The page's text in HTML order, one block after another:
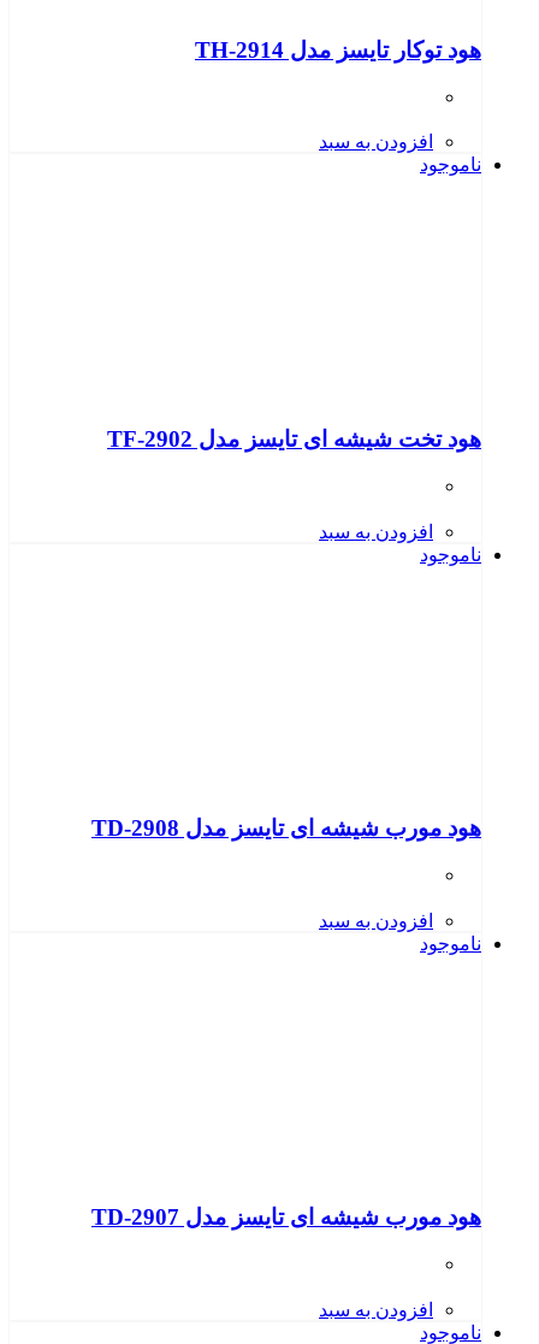
هود توکار تایسز مدل TH-2914
افزودن به سبد
ناموجود
هود تخت شیشه ای تایسز مدل TF-2902
افزودن به سبد
ناموجود
هود مورب شیشه ای تایسز مدل TD-2908
افزودن به سبد
ناموجود
هود مورب شیشه ای تایسز مدل TD-2907
افزودن به سبد
ناموجود